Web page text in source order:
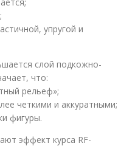
упругой и
слой подкожно-
что:
рельеф»;
четкими и аккуратными;
фигуры.
эффект курса RF-